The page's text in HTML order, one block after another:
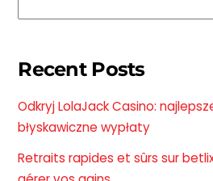
Recent Posts
Odkryj LolaJack Casino:
błyskawiczne wypłaty
Retraits rapides et sûrs sur